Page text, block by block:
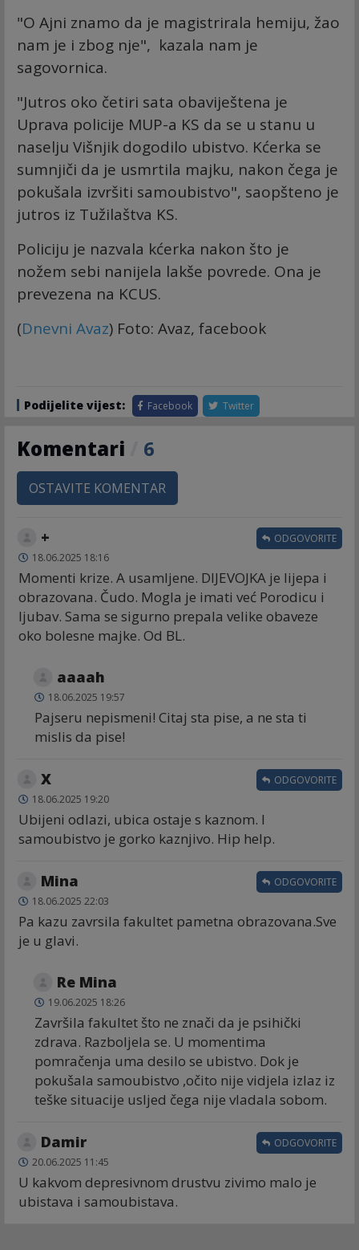
"O Ajni znamo da je magistrirala hemiju, žao
nam je i zbog nje", kazala nam je
sagovornica.
"Jutros oko četiri sata obaviještena je
Uprava policije MUP-a KS da se u stanu u
naselju Višnjik dogodilo ubistvo. Kćerka se
sumnjiči da je usmrtila majku, nakon čega je
pokušala izvršiti samoubistvo", saopšteno je
jutros iz Tužilaštva KS.
Policiju je nazvala kćerka nakon što je
nožem sebi nanijela lakše povrede. Ona je
prevezena na KCUS.
(Dnevni Avaz) Foto: Avaz, facebook
Podijelite vijest: Facebook Twitter
Komentari 6
OSTAVITE KOMENTAR
+
18.06.2025 18:16
Momenti krize. A usamljene. DIJEVOJKA je lijepa i
obrazovana. Čudo. Mogla je imati već Porodicu i
ljubav. Sama se sigurno prepala velike obaveze
oko bolesne majke. Od BL.
ODGOVORITE
aaaah
18.06.2025 19:57
Pajseru nepismeni! Citaj sta pise, a ne sta ti
mislis da pise!
X
18.06.2025 19:20
Ubijeni odlazi, ubica ostaje s kaznom. I
samoubistvo je gorko kaznjivo. Hip help.
ODGOVORITE
Mina
18.06.2025 22:03
Pa kazu zavrsila fakultet pametna obrazovana.Sve
je u glavi.
ODGOVORITE
Re Mina
19.06.2025 18:26
Završila fakultet što ne znači da je psihički
zdrava. Razboljela se. U momentima
pomračenja uma desilo se ubistvo. Dok je
pokušala samoubistvo ,očito nije vidjela izlaz iz
teške situacije usljed čega nije vladala sobom.
Damir
20.06.2025 11:45
U kakvom depresivnom drustvu zivimo malo je
ubistava i samoubistava.
ODGOVORITE